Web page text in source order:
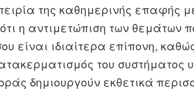
της καθημερινής επαφής
η αντιμετώπιση των θεμάτων
είναι ιδιαίτερα επίπονη,
του συστήματος
δημιουργούν εκθετικά